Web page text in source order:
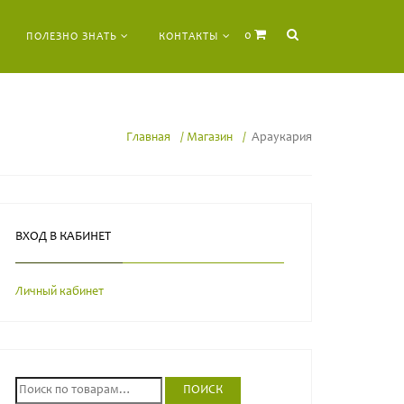
ПОЛЕЗНО ЗНАТЬ КОНТАКТЫ 0
Главная Магазин Араукария
ВХОД В КАБИНЕТ
Личный кабинет
И
ПОИСК